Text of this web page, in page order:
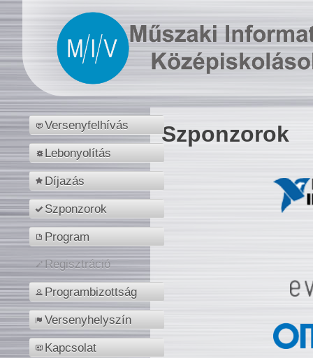
Versenyfelhívás
Lebonyolítás
Díjazás
Szponzorok
Program
Regisztráció
Programbizottság
Versenyhelyszín
Kapcsolat
Szponzorok